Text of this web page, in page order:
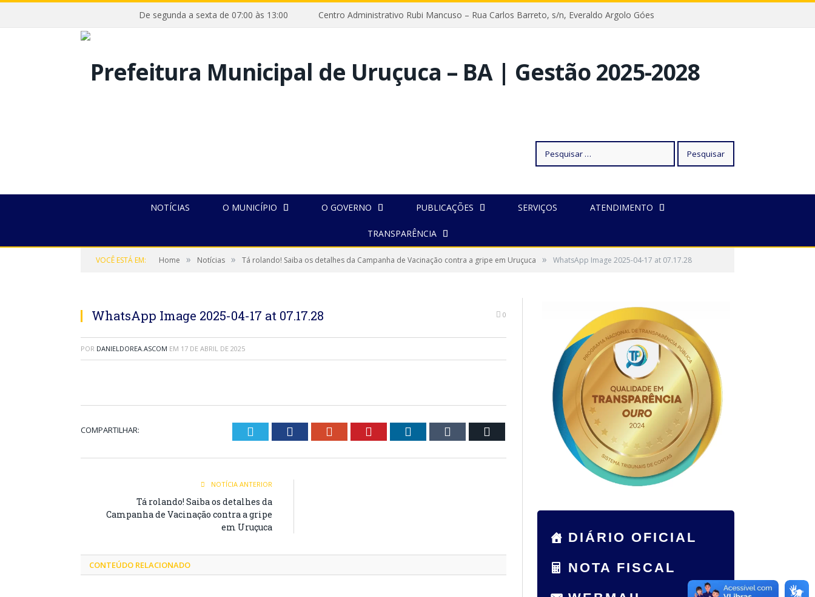
De segunda a sexta de 07:00 às 13:00 Centro Administrativo Rubi Mancuso – Rua Carlos Barreto, s/n, Everaldo Argolo Góes
Pesquisar
NOTÍCIAS O MUNICÍPIO O GOVERNO PUBLICAÇÕES SERVIÇOS ATENDIMENTO
TRANSPARÊNCIA
VOCÊ ESTÁ EM: Home » Notícias » Tá rolando! Saiba os detalhes da Campanha de Vacinação contra a gripe em Uruçuca » WhatsApp Image 2025-04-17 at 07.17.28
WhatsApp Image 2025-04-17 at 07.17.28 0
POR DANIELDOREA.ASCOM EM 17 DE ABRIL DE 2025
COMPARTILHAR: Twitter Facebook Google+ Pinterest LinkedIn Tumblr
NOTÍCIA ANTERIOR
Tá rolando! Saiba os detalhes da
Campanha de Vacinação contra a gripe
em Uruçuca
CONTEÚDO RELACIONADO
DIÁRIO OFICIAL
NOTA FISCAL